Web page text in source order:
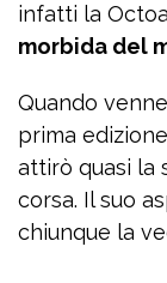
infatti la
morbida del
Quando
prima
attirò quasi la
corsa. Il suo
chiunque la